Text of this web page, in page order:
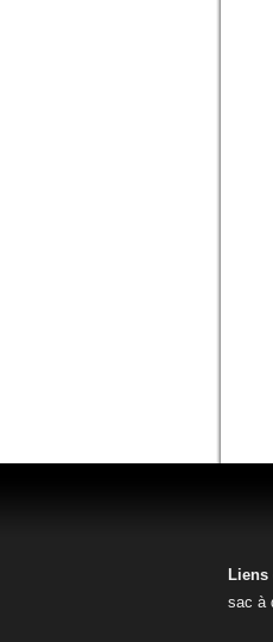
Liens
sac à